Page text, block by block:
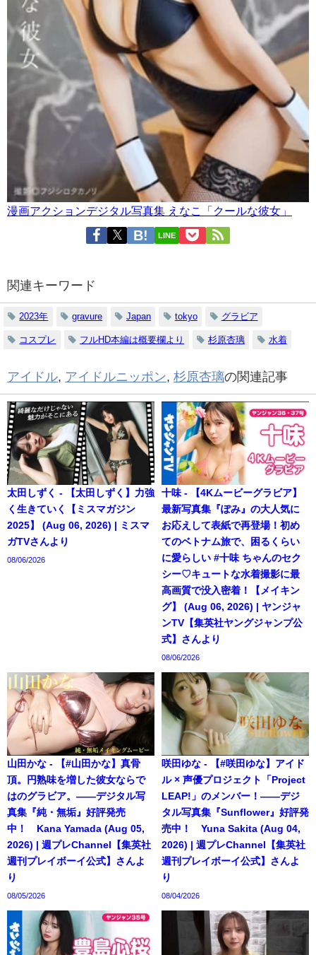
漫画アクションデジタル写真集 えなこ「クールな彼女」
LINE
関連キーワード
2023年 gravure Japan tokyo グラビア
コスプレ フルHD本編は概要欄より 杉原杏璃 水着
アイドル, アイドルニッポン, 杉原杏璃の関連記事
太田しずく - 【太田しずく】力強
く生きていく【ミスマガジン
2025】 (Aug 06, 2026) | ミスマ
ガTVさんより
08/06/2026
十味 - 【4Kムービーグラビア】
最新写真集『ぽみ』の大人気に
お応えして表紙で再登場！初め
てのベトナム旅で、困るくらい
に愛らしい #十味 ちゃんのセク
シー♡キュートな水着撮影に最
高画質で没入密着！【メイキン
グ】 (Aug 06, 2026) | ヤンジャ
ンTV【集英社ヤングジャンプ公
式】さんより
08/06/2026
山田かな - 【#山田かな】真骨
頂。円熟味を増した彼女ならで
はのグラビア。――デジタル写
真集『純・無垢』好評発売
中！ Kana Yamada (Aug 05,
2026) | 週プレChannel【集英社
週刊プレイボーイ公式】さんよ
り
08/05/2026
咲田ゆな - 【#咲田ゆな】アイド
ル × 声優プロジェクト「Project
LEAP!」のメンバー！――デジ
タル写真集『Sunflower』好評発
売中！ Yuna Sakita (Aug 04,
2026) | 週プレChannel【集英社
週刊プレイボーイ公式】さんよ
り
08/04/2026